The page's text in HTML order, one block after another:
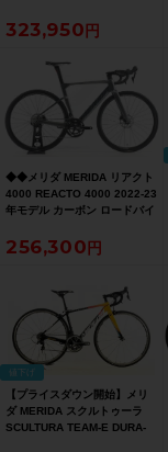
年 48(S)サイズ PEARL(BLUE-
TEAM)【お買い得SALE】
323,950
◆◆メリダ MERIDA リアクト
4000 REACTO 4000 2022-23
年モデル カーボン ロードバイ
R7000 2x11速（サイクルパラ
ダイス大阪より配送）
256,300
値下げ
【プライスダウン開始】メリ
ダ MERIDA スクルトゥーラ
SCULTURA TEAM-E DURA-